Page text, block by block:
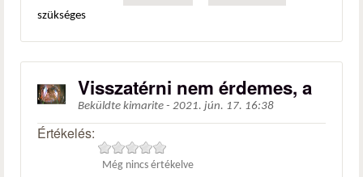
szükséges
Visszatérni nem érdemes, a
Beküldte kimarite - 2021. jún. 17. 16:38
Értékelés:
Még nincs értékelve